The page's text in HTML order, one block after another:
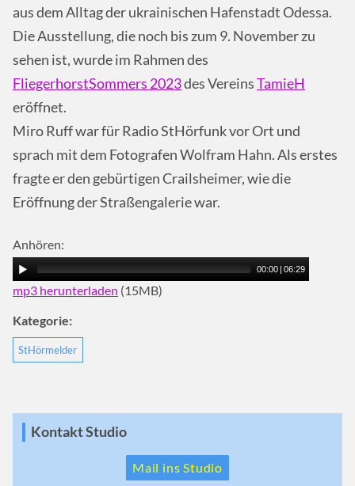
aus dem Alltag der ukrainischen Hafenstadt Odessa.
Die Ausstellung, die noch bis zum 9. November zu
sehen ist, wurde im Rahmen des
FliegerhorstSommers 2023des VereinsTamieH
eröffnet.
Miro Ruff war für Radio StHörfunk vor Ort und
sprach mit dem Fotografen Wolfram Hahn. Als erstes
fragte er den gebürtigen Crailsheimer, wie die
Eröffnung der Straßengalerie war.
Anhören:
00:00 | 06:29
mp3 herunterladen (15MB)
Kategorie:
StHörmelder
Kontakt Studio
Mail ins Studio